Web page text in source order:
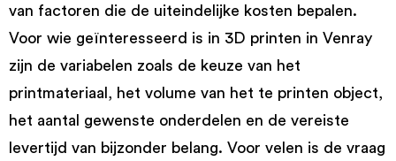
van factoren die de uiteindelijke kosten bepalen.
Voor wie geïnteresseerd is in 3D printen in Venray
zijn de variabelen zoals de keuze van het
printmateriaal, het volume van het te printen object,
het aantal gewenste onderdelen en de vereiste
levertijd van bijzonder belang. Voor velen is de vraag